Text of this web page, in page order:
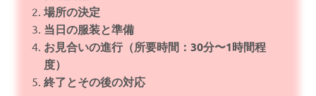
場所の決定
当日の服装と準備
お見合いの進行（所要時間：30分〜1時間程
度）
終了とその後の対応